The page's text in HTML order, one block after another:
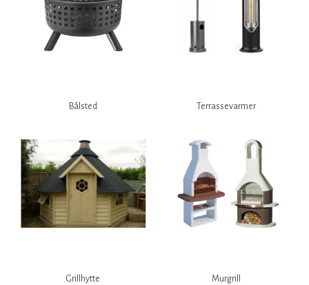
Bålsted Terrassevarmer
Grillhytte Murgrill